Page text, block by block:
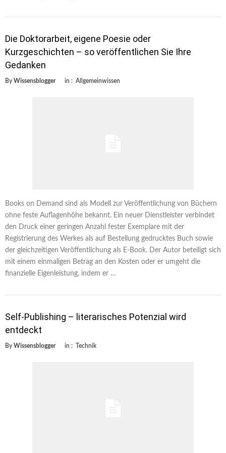
Die Doktorarbeit, eigene Poesie oder
Kurzgeschichten – so veröffentlichen Sie Ihre
Gedanken
By Wissensblogger in : Allgemeinwissen
Books on Demand sind als Modell zur Veröffentlichung von Büchern
ohne feste Auflagenhöhe bekannt. Ein neuer Dienstleister verbindet
den Druck einer geringen Anzahl fester Exemplare mit der
Registrierung des Werkes als auf Bestellung gedrucktes Buch sowie
der gleichzeitigen Veröffentlichung als E-Book. Der Autor beteiligt sich
mit einem einmaligen Betrag an den Kosten oder er umgeht die
finanzielle Eigenleistung, indem er …
Self-Publishing – literarisches Potenzial wird
entdeckt
By Wissensblogger in : Technik